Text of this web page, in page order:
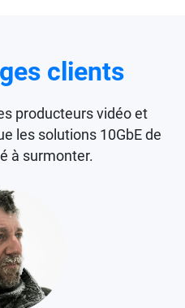
clients
producteurs vidéo et
les solutions 10GbE de
à surmonter.